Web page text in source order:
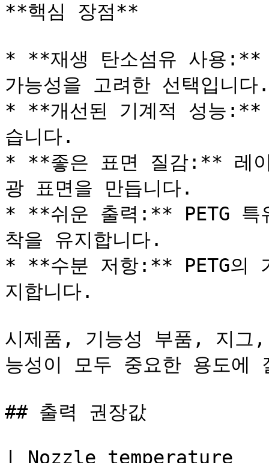
**핵심 장점**
* **재생 탄소섬유 사용:**
가능성을 고려한 선택입니다.
* **개선된 기계적 성능:**
습니다.
* **좋은 표면 질감:** 레이
광 표면을 만듭니다.
* **쉬운 출력:** PETG 특
착을 유지합니다.
* **수분 저항:** PETG의
지합니다.
시제품, 기능성 부품, 지그
능성이 모두 중요한 용도에
## 출력 권장값
| Nozzle